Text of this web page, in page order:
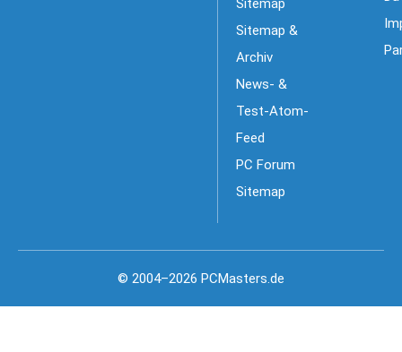
Sitemap
Sitemap &
Archiv
News- &
Test-Atom-
Feed
PC Forum
Sitemap
© 2004–2026 PCMasters.de